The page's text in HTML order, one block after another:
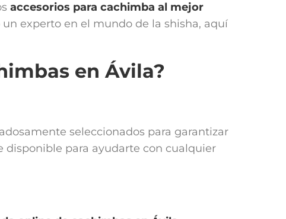
accesorios para cachimba al mejor
un experto en el mundo de la shisha, aquí
en Ávila?
seleccionados para garantizar
disponible para ayudarte con cualquier